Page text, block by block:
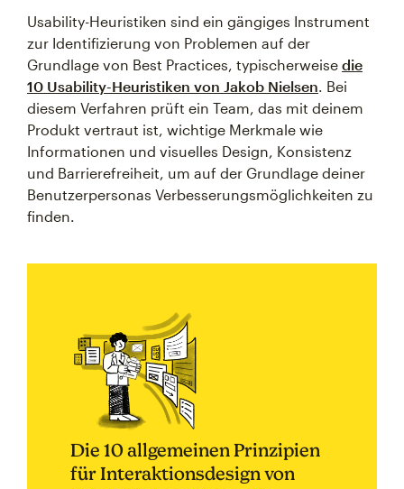
Usability-Heuristiken sind ein gängiges Instrument
zur Identifizierung von Problemen auf der
Grundlage von Best Practices, typischerweise die
10 Usability-Heuristiken von Jakob Nielsen. Bei
diesem Verfahren prüft ein Team, das mit deinem
Produkt vertraut ist, wichtige Merkmale wie
Informationen und visuelles Design, Konsistenz
und Barrierefreiheit, um auf der Grundlage deiner
Benutzerpersonas Verbesserungsmöglichkeiten zu
finden.
Die 10 allgemeinen Prinzipien
für Interaktionsdesign von